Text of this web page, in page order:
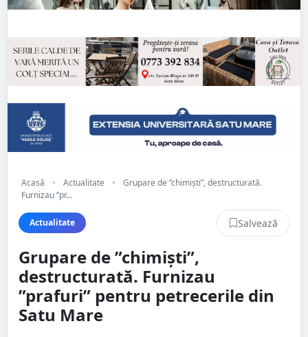
Acasă • Actualitate •
Grupare de ”chimiști”, destructurată.
Furnizau ”pr...
Actualitate Salvează
Grupare de ”chimiști”,
destructurată. Furnizau
”prafuri” pentru petrecerile din
Satu Mare